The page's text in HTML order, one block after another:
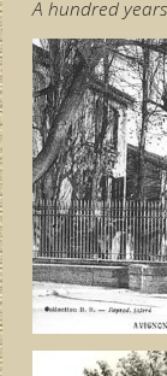
A hundred